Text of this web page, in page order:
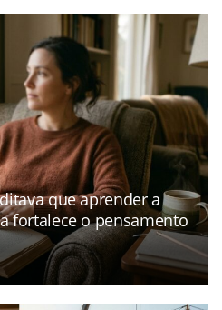
que aprender a
fortalece o pensamento